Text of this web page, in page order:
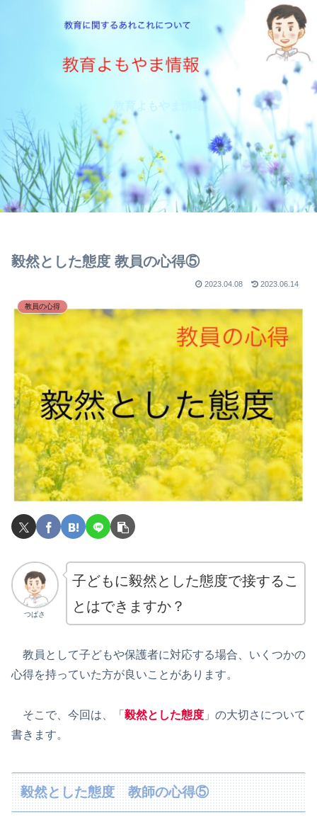
教育よもやま情報
毅然とした態度 教員の心得⑤
2023.04.08 2023.06.14
教員の心得
つばさ
子どもに毅然とした態度で接するこ
とはできますか？
教員として子どもや保護者に対応する場合、いくつかの
心得を持っていた方が良いことがあります。
そこで、今回は、「 毅然とした態度 」の大切さについて
書きます。
毅然とした態度 教師の心得⑤